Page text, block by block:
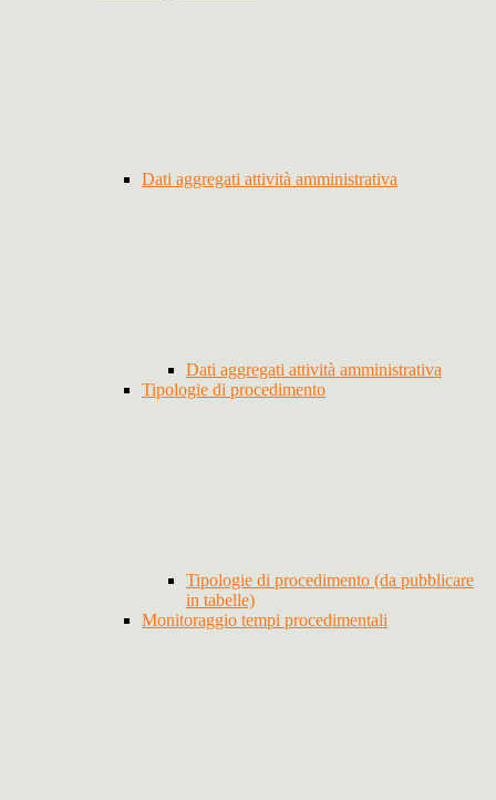
Dati aggregati attività amministrativa
Dati aggregati attività amministrativa
Tipologie di procedimento
Tipologie di procedimento (da pubblicare
in tabelle)
Monitoraggio tempi procedimentali